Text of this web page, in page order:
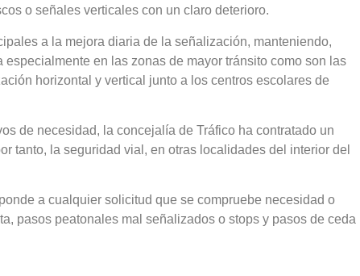
o señales verticales con un claro deterioro.
a la mejora diaria de la señalización, manteniendo,
en las zonas de mayor tránsito como son las
horizontal y vertical junto a los centros escolares de
de necesidad, la concejalía de Tráfico ha contratado un
tanto, la seguridad vial, en otras localidades del interior del
a cualquier solicitud que se compruebe necesidad o
pasos peatonales mal señalizados o stops y pasos de ceda